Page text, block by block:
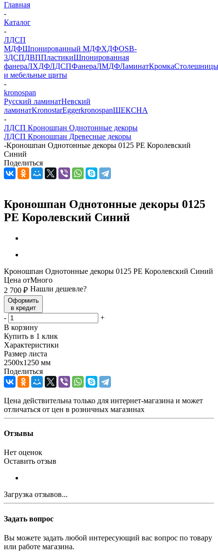
Главная
-
Каталог
-
ЛДСП
МДФШпонированный МДФХДФOSB-
3ДСПДВППластикиШпонированная
фанераЛХДФЛДСПФанераЛМДФЛаминатКромкаСтолешницы
и мебельные щиты
-
kronospan
Русский ламинатНевский
ламинатKronostarEggerkronospanШЕКСНА
-
ЛДСП Кроношпан Однотонные декоры
ЛДСП Кроношпан Древесные декоры
-Кроношпан Однотонные декоры 0125 PE Королевский
Синий
Поделиться
Кроношпан Однотонные декоры 0125
PE Королевский Синий
Кроношпан Однотонные декоры 0125 PE Королевский Синий
Цена от
2 700 ₽
Оформить
в кредит
Много
Нашли дешевле?
-
+
В корзину
Купить в 1 клик
Характеристики
Размер листа
2500х1250 мм
Поделиться
Цена действительна только для интернет-магазина и может
отличаться от цен в розничных магазинах
Отзывы
Нет оценок
Оставить отзыв
Загрузка отзывов...
Задать вопрос
Вы можете задать любой интересующий вас вопрос по товару
или работе магазина.